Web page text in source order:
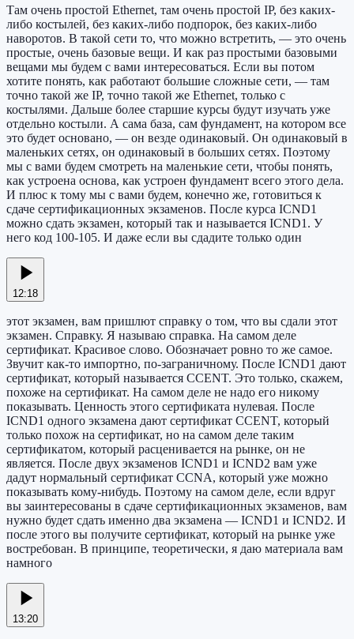
Там очень простой Ethernet, там очень простой IP, без каких-
либо костылей, без каких-либо подпорок, без каких-либо
наворотов. В такой сети то, что можно встретить, — это очень
простые, очень базовые вещи. И как раз простыми базовыми
вещами мы будем с вами интересоваться. Если вы потом
хотите понять, как работают большие сложные сети, — там
точно такой же IP, точно такой же Ethernet, только с
костылями. Дальше более старшие курсы будут изучать уже
отдельно костыли. А сама база, сам фундамент, на котором все
это будет основано, — он везде одинаковый. Он одинаковый в
маленьких сетях, он одинаковый в больших сетях. Поэтому
мы с вами будем смотреть на маленькие сети, чтобы понять,
как устроена основа, как устроен фундамент всего этого дела.
И плюс к тому мы с вами будем, конечно же, готовиться к
сдаче сертификационных экзаменов. После курса ICND1
можно сдать экзамен, который так и называется ICND1. У
него код 100-105. И даже если вы сдадите только один
12:18
этот экзамен, вам пришлют справку о том, что вы сдали этот
экзамен. Справку. Я называю справка. На самом деле
сертификат. Красивое слово. Обозначает ровно то же самое.
Звучит как-то импортно, по-заграничному. После ICND1 дают
сертификат, который называется CCENT. Это только, скажем,
похоже на сертификат. На самом деле не надо его никому
показывать. Ценность этого сертификата нулевая. После
ICND1 одного экзамена дают сертификат CCENT, который
только похож на сертификат, но на самом деле таким
сертификатом, который расценивается на рынке, он не
является. После двух экзаменов ICND1 и ICND2 вам уже
дадут нормальный сертификат CCNA, который уже можно
показывать кому-нибудь. Поэтому на самом деле, если вдруг
вы заинтересованы в сдаче сертификационных экзаменов, вам
нужно будет сдать именно два экзамена — ICND1 и ICND2. И
после этого вы получите сертификат, который на рынке уже
востребован. В принципе, теоретически, я даю материала вам
намного
13:20